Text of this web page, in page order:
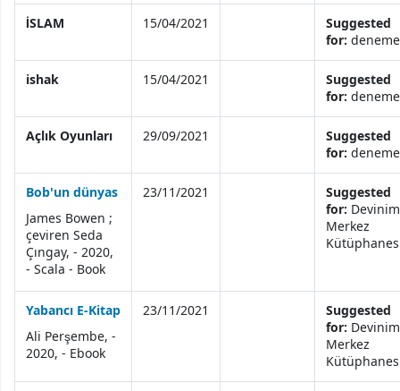
İSLAM 15/04/2021
Suggested
for: deneme
ishak 15/04/2021
Suggested
for: deneme
Açlık Oyunları 29/09/2021
Suggested
for: deneme
Bob'un dünyas
James Bowen ;
çeviren Seda
Çıngay, - 2020,
- Scala - Book
23/11/2021
Suggested
for: Devinim
Merkez
Yabancı E-Kitap
Ali Perşembe, -
2020, - Ebook
23/11/2021
Suggested
for: Devinim
Merkez